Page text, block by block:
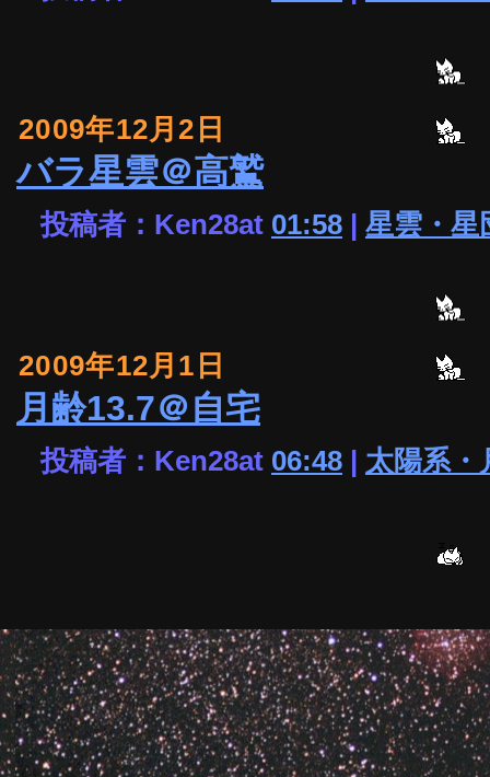
2009年12月2日
バラ星雲＠高鷲
投稿者：Ken28at 01:58 | 星雲・星
2009年12月1日
月齢13.7＠自宅
投稿者：Ken28at 06:48 | 太陽系・